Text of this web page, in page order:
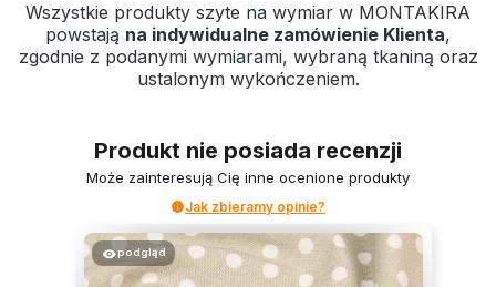
Wszystkie produkty szyte na wymiar w MONTAKIRA
powstają na indywidualne zamówienie Klienta,
zgodnie z podanymi wymiarami, wybraną tkaniną oraz
ustalonym wykończeniem.
Produkt nie posiada recenzji
Może zainteresują Cię inne ocenione produkty
Jak zbieramy opinie?
podgląd